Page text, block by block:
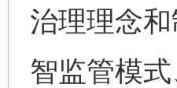
治理理念
智监管模式